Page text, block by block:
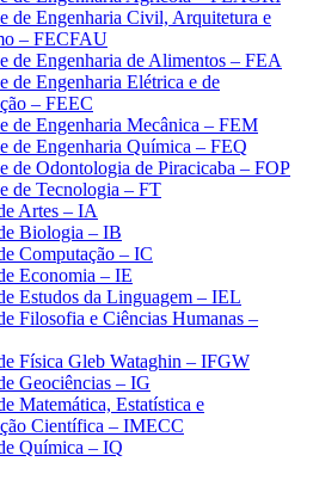
de Engenharia Civil, Arquitetura e
– FECFAU
de Engenharia de Alimentos – FEA
de Engenharia Elétrica e de
– FEEC
de Engenharia Mecânica – FEM
de Engenharia Química – FEQ
de Odontologia de Piracicaba – FOP
de Tecnologia – FT
Artes – IA
Biologia – IB
Computação – IC
Economia – IE
Estudos da Linguagem – IEL
Filosofia e Ciências Humanas –
Física Gleb Wataghin – IFGW
Geociências – IG
Matemática, Estatística e
Científica – IMECC
Química – IQ